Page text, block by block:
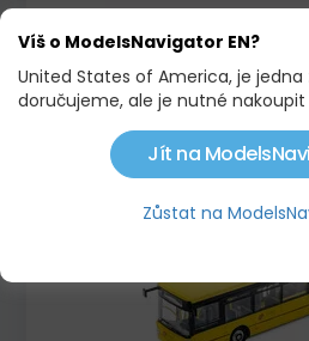
SCENIX - SET DVOCH
720,01 KČ
Víš o ModelsNavigator EN?
United States of America, je
doručujeme, ale je nutné nakoupit
Jít na
Zůstat na